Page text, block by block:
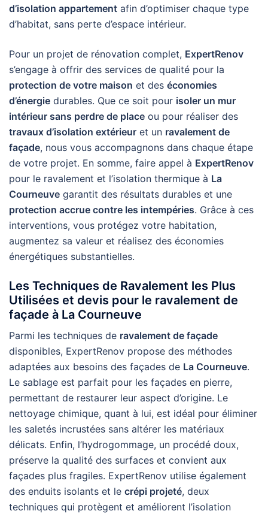
d’isolation appartement afin d’optimiser chaque type
d’habitat, sans perte d’espace intérieur.
Pour un projet de rénovation complet, ExpertRenov
s’engage à offrir des services de qualité pour la
protection de votre maison et des économies
d’énergie durables. Que ce soit pour isoler un mur
intérieur sans perdre de place ou pour réaliser des
travaux d’isolation extérieur et un ravalement de
façade, nous vous accompagnons dans chaque étape
de votre projet. En somme, faire appel à ExpertRenov
pour le ravalement et l’isolation thermique à La
Courneuve garantit des résultats durables et une
protection accrue contre les intempéries. Grâce à ces
interventions, vous protégez votre habitation,
augmentez sa valeur et réalisez des économies
énergétiques substantielles.
Les Techniques de Ravalement les Plus
Utilisées et devis pour le ravalement de
façade à La Courneuve
Parmi les techniques de ravalement de façade
disponibles, ExpertRenov propose des méthodes
adaptées aux besoins des façades de La Courneuve.
Le sablage est parfait pour les façades en pierre,
permettant de restaurer leur aspect d’origine. Le
nettoyage chimique, quant à lui, est idéal pour éliminer
les saletés incrustées sans altérer les matériaux
délicats. Enfin, l’hydrogommage, un procédé doux,
préserve la qualité des surfaces et convient aux
façades plus fragiles. ExpertRenov utilise également
des enduits isolants et le crépi projeté, deux
techniques qui protègent et améliorent l’isolation